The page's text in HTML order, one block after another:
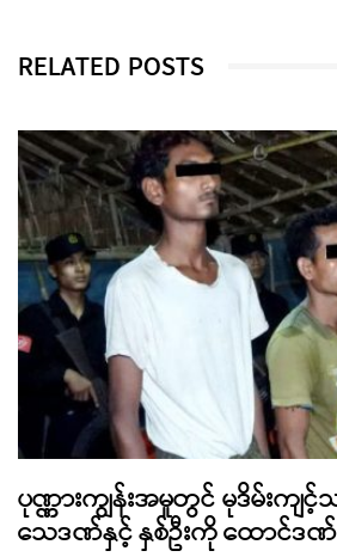
RELATED POSTS
ပုဏ္ဏားကျွန်းအမှုတွင် မုဒိမ်းက
သေဒဏ်နှင့် နှစ်ဦးကို ထောင်ဒဏ်